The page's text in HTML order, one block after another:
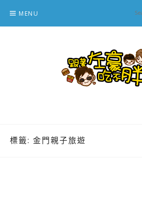
content
MENU
標籤: 金門親子旅遊